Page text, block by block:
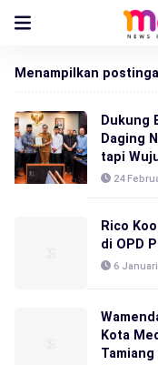
Menampilkan
Dukung
Daging
tapi
24
Rico
di OPD
6
Kota
Tamiang